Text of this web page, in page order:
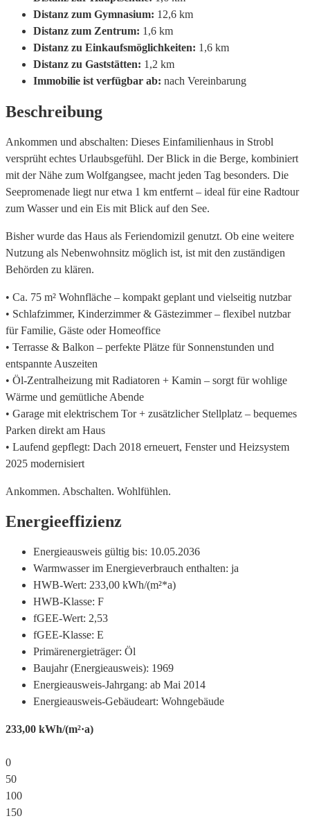
Distanz zum Gymnasium: 12,6 km
Distanz zum Zentrum: 1,6 km
Distanz zu Einkaufsmöglichkeiten: 1,6 km
Distanz zu Gaststätten: 1,2 km
Immobilie ist verfügbar ab: nach Vereinbarung
Beschreibung
Ankommen und abschalten: Dieses Einfamilienhaus in Strobl
versprüht echtes Urlaubsgefühl. Der Blick in die Berge, kombiniert
mit der Nähe zum Wolfgangsee, macht jeden Tag besonders. Die
Seepromenade liegt nur etwa 1 km entfernt – ideal für eine Radtour
zum Wasser und ein Eis mit Blick auf den See.
Bisher wurde das Haus als Feriendomizil genutzt. Ob eine weitere
Nutzung als Nebenwohnsitz möglich ist, ist mit den zuständigen
Behörden zu klären.
• Ca. 75 m² Wohnfläche – kompakt geplant und vielseitig nutzbar
• Schlafzimmer, Kinderzimmer & Gästezimmer – flexibel nutzbar
für Familie, Gäste oder Homeoffice
• Terrasse & Balkon – perfekte Plätze für Sonnenstunden und
entspannte Auszeiten
• Öl-Zentralheizung mit Radiatoren + Kamin – sorgt für wohlige
Wärme und gemütliche Abende
• Garage mit elektrischem Tor + zusätzlicher Stellplatz – bequemes
Parken direkt am Haus
• Laufend gepflegt: Dach 2018 erneuert, Fenster und Heizsystem
2025 modernisiert
Ankommen. Abschalten. Wohlfühlen.
Energieeffizienz
Energieausweis gültig bis: 10.05.2036
Warmwasser im Energieverbrauch enthalten: ja
HWB-Wert: 233,00 kWh/(m²*a)
HWB-Klasse: F
fGEE-Wert: 2,53
fGEE-Klasse: E
Primärenergieträger: Öl
Baujahr (Energieausweis): 1969
Energieausweis-Jahrgang: ab Mai 2014
Energieausweis-Gebäudeart: Wohngebäude
233,00 kWh/(m²·a)
0
50
100
150